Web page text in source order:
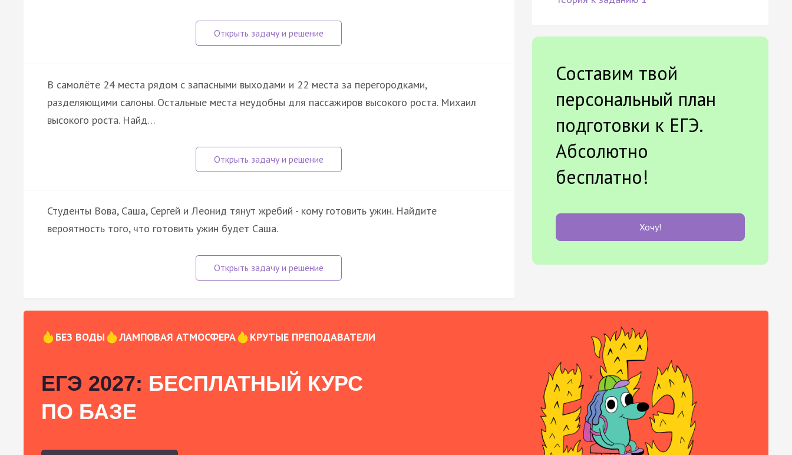
В самолёте 24 места рядом с запасными выходами и 22 места за перегородками,
разделяющими салоны. Остальные места неудобны для пассажиров высокого роста. Михаил
высокого роста. Найд…
Студенты Вова, Саша, Сергей и Леонид тянут жребий - кому готовить ужин. Найдите
вероятность того, что готовить ужин будет Саша.
Составим твой
персональный план
подготовки к ЕГЭ.
Абсолютно
бесплатно!
Хочу!
БЕЗ ВОДЫ ЛАМПОВАЯ АТМОСФЕРА КРУТЫЕ ПРЕПОДАВАТЕЛИ
ЕГЭ 2027: БЕСПЛАТНЫЙ КУРС
ПО БАЗЕ